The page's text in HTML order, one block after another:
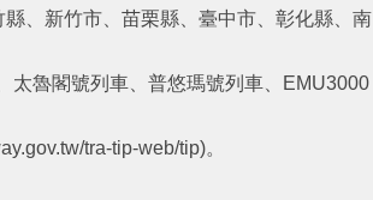
、新竹市、苗栗縣、臺中市、彰化縣、南
太魯閣號列車、普悠瑪號列車、EMU3000
tra-tip-web/tip)。